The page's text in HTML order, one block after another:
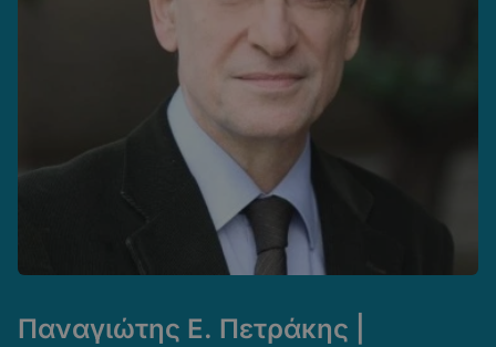
Παναγιώτης Ε. Πετράκης |